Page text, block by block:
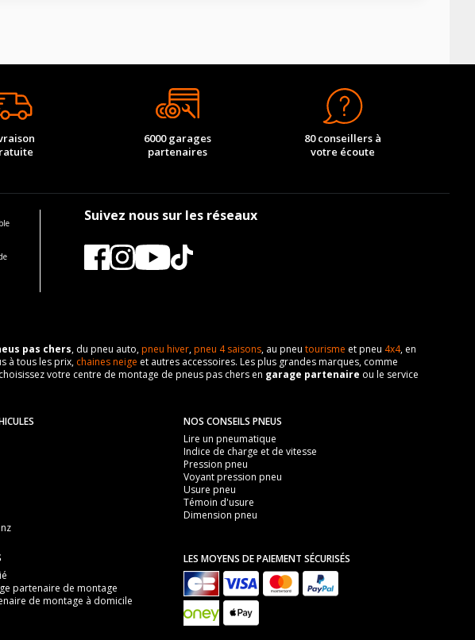
6000 garages
partenaires
80 conseillers à
votre écoute
Suivez nous sur les réseaux
pas chers, du pneu auto,pneu hiver,pneu 4 saisons, au pneu tourisme et pneu 4x4, en
à tous les prix, chaines neige et autres accessoires. Les plus grandes marques, comme
votre centre de montage de pneus pas chers en garage partenaire ou le service
NOS CONSEILS PNEUS
Lire un pneumatique
Indice de charge et de vitesse
Pression pneu
Voyant pression pneu
Usure pneu
Témoin d'usure
Dimension pneu
partenaire de montage
de montage à domicile
LES MOYENS DE PAIEMENT SÉCURISÉS